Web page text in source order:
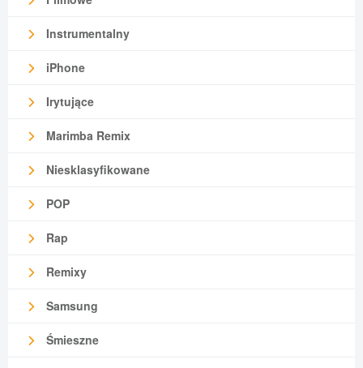
Instrumentalny
iPhone
Irytujące
Marimba Remix
Niesklasyfikowane
POP
Rap
Remixy
Samsung
Śmieszne